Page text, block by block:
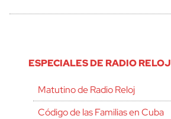
ESPECIALES DE RADIO RELOJ
Matutino de Radio Reloj
Código de las Familias en Cuba